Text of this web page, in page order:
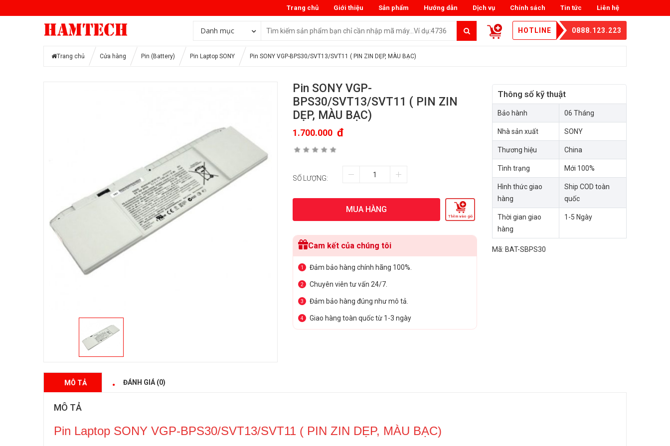
Liên hệ
Tin tức
Chính sách
Dịch vụ
Hướng dẫn
Sản phẩm
Giới thiệu
Trang chủ
Danh mục HOTLINE 0888.123.223
Trang chủ Cửa hàng Pin (Battery) Pin Laptop SONY Pin SONY VGP-BPS30/SVT13/SVT11 ( PIN ZIN DẸP, MÀU BẠC)
Pin SONY VGP-
BPS30/SVT13/SVT11 ( PIN ZIN
DẸP, MÀU BẠC)
1.700.000 đ
SỐ LƯỢNG:
MUA HÀNG
Thêm vào giỏ
Cam kết của chúng tôi
1 Đảm bảo hàng chính hãng 100%.
2 Chuyên viên tư vấn 24/7.
3 Đảm bảo hàng đúng như mô tả.
4 Giao hàng toàn quốc từ 1-3 ngày
Thông số kỹ thuật
Bảo hành 06 Tháng
Nhà sản xuất SONY
Thương hiệu China
Tình trạng Mới 100%
Hình thức giao
hàng
Ship COD toàn
quốc
Thời gian giao
hàng
1-5 Ngày
Mã: BAT-SBPS30
MÔ TẢ ĐÁNH GIÁ (0)
MÔ TẢ
Pin Laptop SONY VGP-BPS30/SVT13/SVT11 ( PIN ZIN DẸP, MÀU BẠC)